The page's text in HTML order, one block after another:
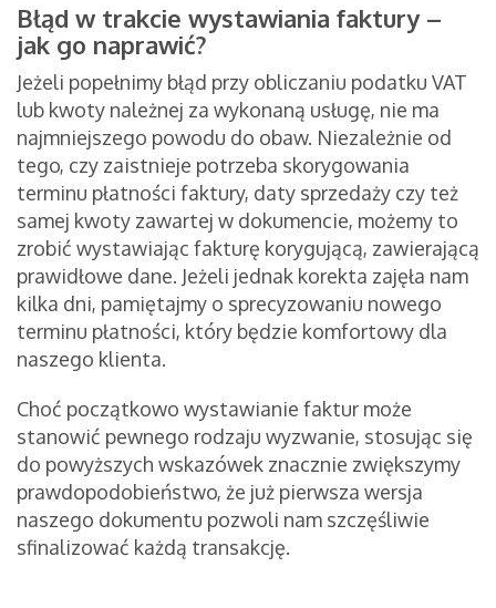
Błąd w trakcie wystawiania faktury –
jak go naprawić?
Jeżeli popełnimy błąd przy obliczaniu podatku VAT
lub kwoty należnej za wykonaną usługę, nie ma
najmniejszego powodu do obaw. Niezależnie od
tego, czy zaistnieje potrzeba skorygowania
terminu płatności faktury, daty sprzedaży czy też
samej kwoty zawartej w dokumencie, możemy to
zrobić wystawiając fakturę korygującą, zawierającą
prawidłowe dane. Jeżeli jednak korekta zajęła nam
kilka dni, pamiętajmy o sprecyzowaniu nowego
terminu płatności, który będzie komfortowy dla
naszego klienta.
Choć początkowo wystawianie faktur może
stanowić pewnego rodzaju wyzwanie, stosując się
do powyższych wskazówek znacznie zwiększymy
prawdopodobieństwo, że już pierwsza wersja
naszego dokumentu pozwoli nam szczęśliwie
sfinalizować każdą transakcję.